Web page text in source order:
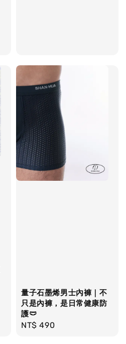
量子石墨烯男士內褲｜不
只是內褲，是日常健康防
護🩲
Regular
NT$ 490